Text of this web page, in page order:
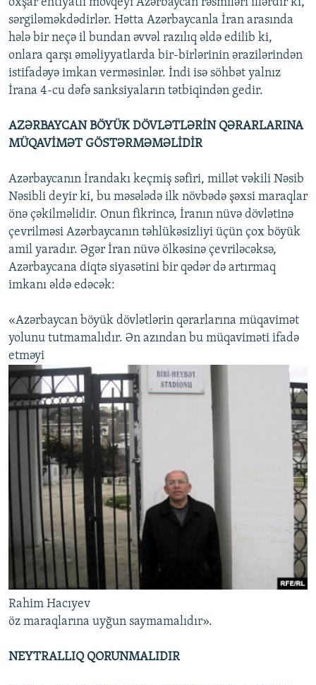
oxşar ehtiyatlı mövqeyi Azərbaycan rəsmiləri illərdir ki,
sərgiləməkdədirlər. Hətta Azərbaycanla İran arasında
hələ bir neçə il bundan əvvəl razılıq əldə edilib ki,
onlara qarşı əməliyyatlarda bir-birlərinin ərazilərindən
istifadəyə imkan verməsinlər. İndi isə söhbət yalnız
İrana 4-cu dəfə sanksiyaların tətbiqindən gedir.
AZƏRBAYCAN BÖYÜK DÖVLƏTLƏRİN QƏRARLARINA
MÜQAVİMƏT GÖSTƏRMƏMƏLİDİR
Azərbaycanın İrandakı keçmiş səfiri, millət vəkili Nəsib
Nəsibli deyir ki, bu məsələdə ilk növbədə şəxsi maraqlar
önə çəkilməlidir. Onun fikrincə, İranın nüvə dövlətinə
çevrilməsi Azərbaycanın təhlükəsizliyi üçün çox böyük
amil yaradır. Əgər İran nüvə ölkəsinə çevriləcəksə,
Azərbaycana diqtə siyasətini bir qədər də artırmaq
imkanı əldə edəcək:
«Azərbaycan böyük dövlətlərin qərarlarına müqavimət
yolunu tutmamalıdır. Ən azından bu müqaviməti ifadə
etməyi
Rahim Hacıyev
öz maraqlarına uyğun saymamalıdır».
NEYTRALLIQ QORUNMALIDIR